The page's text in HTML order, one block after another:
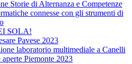
Storie di Alternanza e Competenze
connesse con gli strumenti di
SOLA!
Pavese 2023
laboratorio multimediale a Canelli
aperte Piemonte 2023